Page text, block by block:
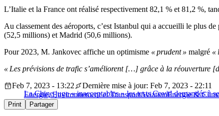
L’Italie et la France ont réalisé respectivement 82,1 % et 81,2 %,
Au classement des aéroports, c’est Istanbul qui a accueilli le plus
(52,5 millions) et Madrid (50,6 millions).
Pour 2023, M. Jankovec affiche un optimisme « prudent » malgré «
« Les prévisions de trafic s’améliorent […] grâce à la réouverture
La Chine juge « inacceptables » les tests Covid demandés à
Feb 7, 2023 - 13:22
Dernière mise à jour: Feb 7, 2023 - 22:11
Energie, Environnement et TransportAviationEnergie &
Print Partager